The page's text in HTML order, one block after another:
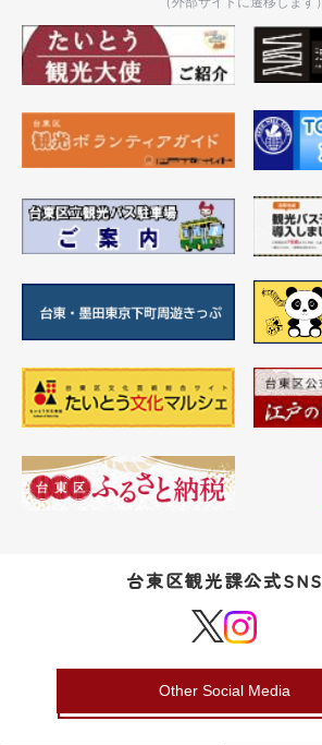
台東区観光課公式SNS
Other Social Media